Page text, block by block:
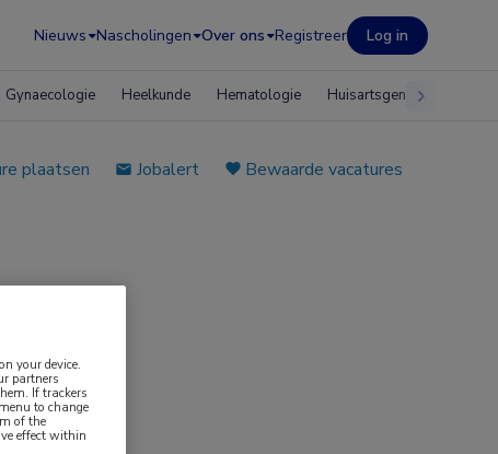
Nieuws Nascholingen Over ons Registreer Log in
Gynaecologie Heelkunde Hematologie Huisartsgeneeskunde
plaatsen Jobalert
Bewaarde vacatures
your device.
partners
If trackers
to change
of the
effect within